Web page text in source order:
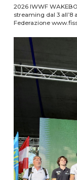
2026 IWWF
streaming dal 3 all’8
Federazione